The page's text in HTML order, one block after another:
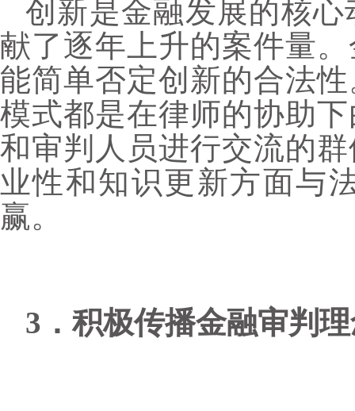
创新是金融发展的核
献了逐年上升的案件量
能简单否定创新的合法
模式都是在律师的协助
和审判人员进行交流的
业性和知识更新方面与
赢。
3．积极传播金融审判